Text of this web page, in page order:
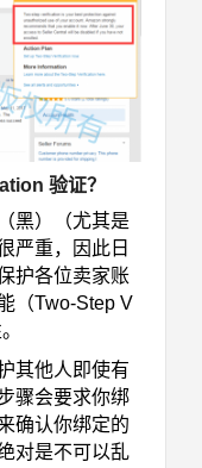
验证？
黑）（尤其是
严重，因此日
护各位卖家账
（Two-Step V
其他人即使有
骤会要求你绑
确认你绑定的
对是不可以乱